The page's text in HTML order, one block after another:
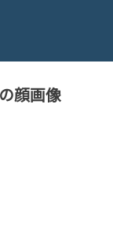
顔画像